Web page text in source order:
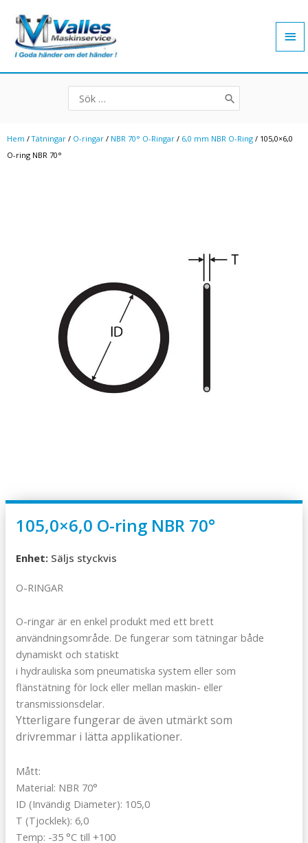
innehåll
Search
for:
Hem /Tätningar / O-ringar / NBR 70° O-Ringar / 6,0 mm NBR O-Ring / 105,0×6,0
O-ring NBR 70°
105,0×6,0 O-ring NBR 70°
Enhet: Säljs styckvis
O-RINGAR
O-ringar är en enkel produkt med ett brett
användningsområde. De fungerar som tätningar både
dynamiskt och statiskt
i hydrauliska som pneumatiska system eller som
flänstätning för lock eller mellan maskin- eller
transmissionsdelar.
Ytterligare fungerar de även utmärkt som
drivremmar i lätta applikationer.
Mått:
Material: NBR 70°
ID (Invändig Diameter): 105,0
T (Tjocklek): 6,0
Temp: -35 °C till +100